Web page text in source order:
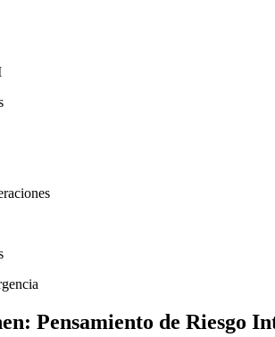
Pensamiento de Riesgo